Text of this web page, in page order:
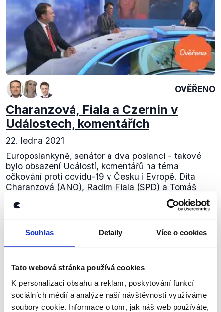
Souhlas Detaily Více o cookies
Tato webová stránka používá cookies
K personalizaci obsahu a reklam, poskytování funkcí
sociálních médií a analýze naší návštěvnosti využíváme
soubory cookie. Informace o tom, jak náš web používáte,
OVĚŘENO
Charanzová, Fiala a Czernin v
Událostech, komentářích
22. ledna 2021
Europoslankyně, senátor a dva poslanci - takové
bylo obsazení Událostí, komentářů na téma
očkování proti covidu-19 v Česku i Evropě. Dita
Charanzová (ANO), Radim Fiala (SPD) a Tomáš
Číst dál
Zůstaňme v kontaktu
Přihlaste se k odběru našeho
newsletteru nebowhatsappového